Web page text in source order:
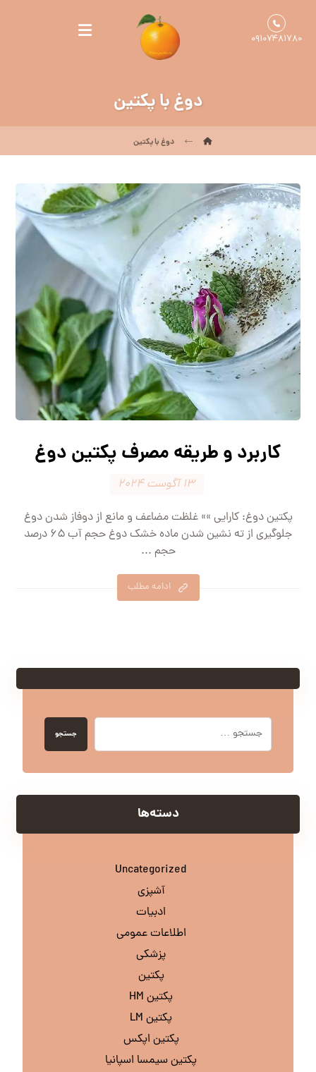
۰۹۱۰۷۴۸۱۷۸۰
دوغ با پکتین
دوغ با پکتین
کاربرد و طریقه مصرف پکتین دوغ
۱۳ آگوست ۲۰۲۴
پکتین دوغ: کارایی »» غلظت مضاعف و مانع از دوفاز شدن دوغ
جلوگیری از ته نشین شدن ماده خشک دوغ حجم آب ۶۵ درصد
حجم ...
ادامه مطلب
جستجو
دسته‌ها
Uncategorized
آشپزی
ادبیات
اطلاعات عمومی
پزشکی
پکتین
پکتین HM
پکتین LM
پکتین اپکس
پکتین سیمسا اسپانیا